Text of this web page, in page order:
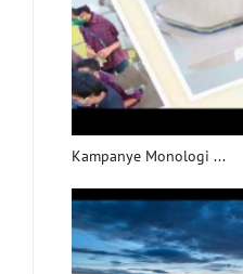
Kampanye Monologi ...